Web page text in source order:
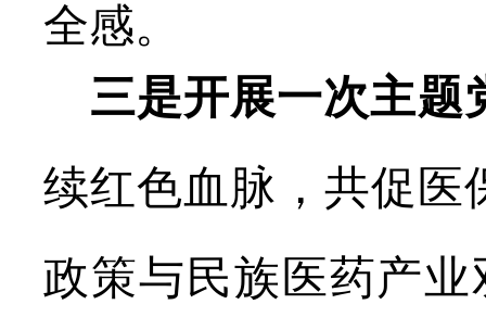
全感。
三是开展一次主题
续红色血脉，共促医
政策与民族医药产